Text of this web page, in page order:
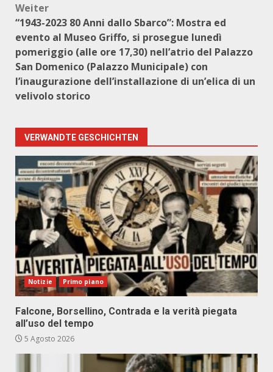
Weiter
“1943-2023 80 Anni dallo Sbarco”: Mostra ed
evento al Museo Griffo, si prosegue lunedì
pomeriggio (alle ore 17,30) nell’atrio del Palazzo
San Domenico (Palazzo Municipale) con
l’inaugurazione dell’installazione di un’elica di un
velivolo storico
VERWANDTE GESCHICHTEN
Notizie Primo piano
Falcone, Borsellino, Contrada e la verità piegata
all’uso del tempo
5 Agosto 2026